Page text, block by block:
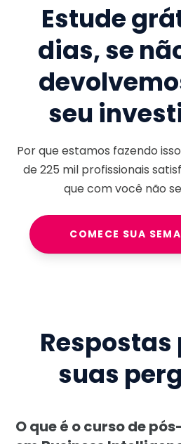
Estude
dias, se
seu
Por que estamos fazendo
de225 milprofissionais
que com você não
COMECE SUA
Respostas
suas
O que é o curso de